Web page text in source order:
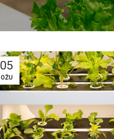
05
OŽU